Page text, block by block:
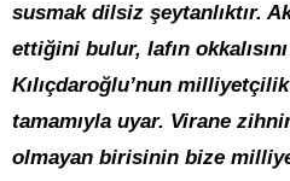
susmak dilsiz şeytanlıktır.
ettiğini bulur, lafın
Kılıçdaroğlu’nun
tamamıyla uyar. Virane
olmayan birisinin bize